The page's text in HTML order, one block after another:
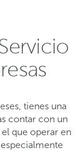
tienes una
contar con un
que operar en